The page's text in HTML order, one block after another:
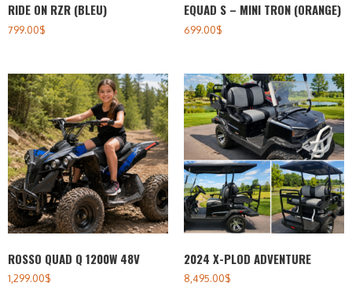
RIDE ON RZR (BLEU)
799.00$
EQUAD S – MINI TRON (ORANGE)
699.00$
ROSSO QUAD Q 1200W 48V
1,299.00$
2024 X-PLOD ADVENTURE
8,495.00$